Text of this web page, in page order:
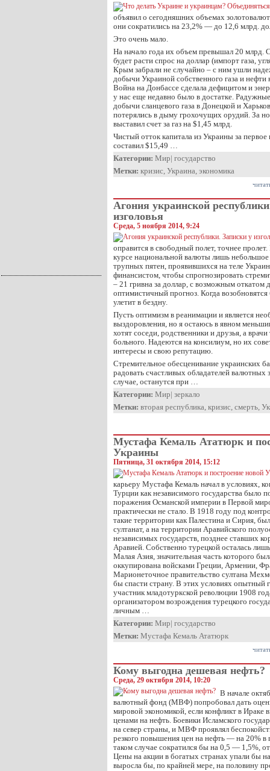
объявил о сегодняшних объемах
они сократились на 23,2% — до 12,6 млрд.
Это очень мало.
На начало года их объем превышал 20 млрд.
будет расти спрос на доллар (импорт газа,
Крым забрали не случайно – с ним ушли
добычи Украиной собственного газа и
Война на Донбассе сделала дефицитом и
у нас еще недавно было в достатке.
добычи сланцевого газа в Донецкой и
потерялись в дыму грохочущих орудий. За
выставил счет за газ на $1,45 млрд.
Чистый отток капитала из Украины за
составил $15,49 …
Категории: Мир| государство
Метки: кризис, Украина, экономика
Агония украинской
изголовья
Среда, 5 ноября 2014, 9:24
оправится в свободный полет, точнее
курсе национальной валюты лишь
трупных пятен, проявившихся на теле
финансистом, чтобы спрогнозировать
– 21 гривна за доллар, с возможным откатом
оптимистичный прогноз. Когда
улетит в бездну.
Пусть оптимизм в реанимации и является
выздоровления, но я остаюсь в явном
хотят соседи, родственники и друзья, а
больного. Надеются на консилиум, но их
интересы и свою репутацию.
Стремительное обесценивание украинских
радовать счастливых обладателей
случае, останутся при …
Категории: Мир| зеркало
Метки: вторая республика, кризис, смерть,
Мустафа Кемаль Ататюрк и
Украины
Пятница, 31 октября 2014, 15:12
карьеру Мустафа Кемаль начал в условиях,
Турции как независимого государства было
поражения Османской империи в Первой
практически не стало. В 1918 году под
такие территории как Палестина и Сирия,
султанат, а на территории Аравийского
независимых государств, позднее ставших
Аравией. Собственно турецкой осталась
Малая Азия, значительная часть которого
оккупирована войсками Греции, Армении,
Марионеточное правительство султана
бы спасти страну. В этих условиях
участник младотуркской революции 1908
организатором возрождения турецкого
личным …
Категории: Мир| государство
Метки: Мустафа Кемаль Ататюрк
Кому выгодна дешевая нефть?
Среда, 29 октября 2014, 10:20
В начале
валютный фонд (МВФ) попробовал дать
мировой экономикой, если конфликт в Ираке
ценами на нефть. Боевики Исламского
на север страны, и МВФ проявлял
резкого повышения цен на нефть — на 20%
таком случае сократился бы на 0,5 — 1,5%,
Цены на акции в богатых странах упали бы
выросла бы, по крайней мере, на половину